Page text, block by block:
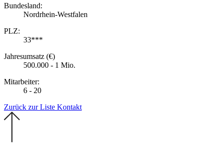
Bundesland:
Nordrhein-Westfalen
PLZ:
33***
Jahresumsatz (€)
500.000 - 1 Mio.
Mitarbeiter:
6 - 20
Zurück zur Liste Kontakt